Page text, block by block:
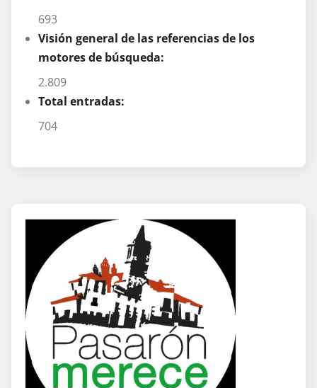
693
Visión general de las referencias de los
motores de búsqueda:
2.809
Total entradas:
704